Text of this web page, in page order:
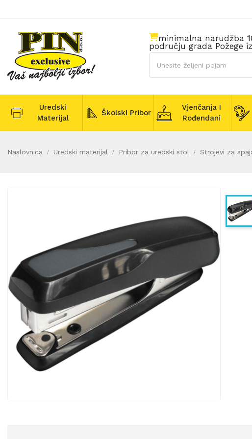
minimalna
području grada Požege
Uredski
Materijal
Školski Pribor
Vjenčanja I
Rođendani
Naslovnica Uredski materijal Pribor za uredski stol Strojevi za